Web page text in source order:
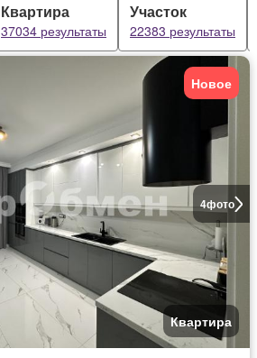
Квартира
37034 результаты
Участок
22383 результаты
4фото
Новое
Квартира